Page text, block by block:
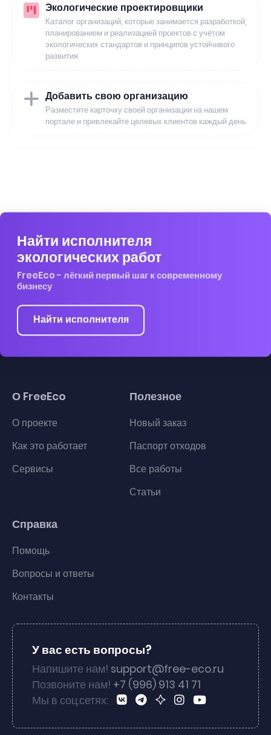
Экологические проектировщики
Каталог организаций, которые занимается разработкой,
планированием и реализацией проектов с учётом
экологических стандартов и принципов устойчивого
развития
Добавить свою организацию
Разместите карточку своей организации на нашем
портале и привлекайте целевых клиентов каждый день
Найти исполнителя
экологических работ
FreeEco - лёгкий первый шаг к современному
бизнесу
Найти исполнителя
О FreeEco
О проекте
Как это работает
Сервисы
Полезное
Новый заказ
Паспорт отходов
Все работы
Статьи
Справка
Помощь
Вопросы и ответы
Контакты
У вас есть вопросы?
Напишите нам! support@free-eco.ru
Позвоните нам! +7 (996) 913 41 71
Мы в соц.сетях: